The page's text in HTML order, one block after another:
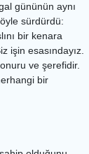
gününün aynı
sürdürdü:
bir kenara
işin esasındayız.
ve şerefidir.
bir